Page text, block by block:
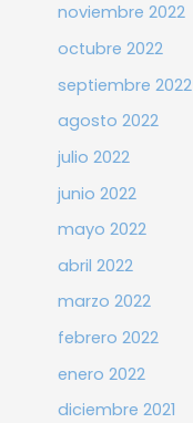
noviembre 2022
octubre 2022
septiembre 2022
agosto 2022
julio 2022
junio 2022
mayo 2022
abril 2022
marzo 2022
febrero 2022
enero 2022
diciembre 2021